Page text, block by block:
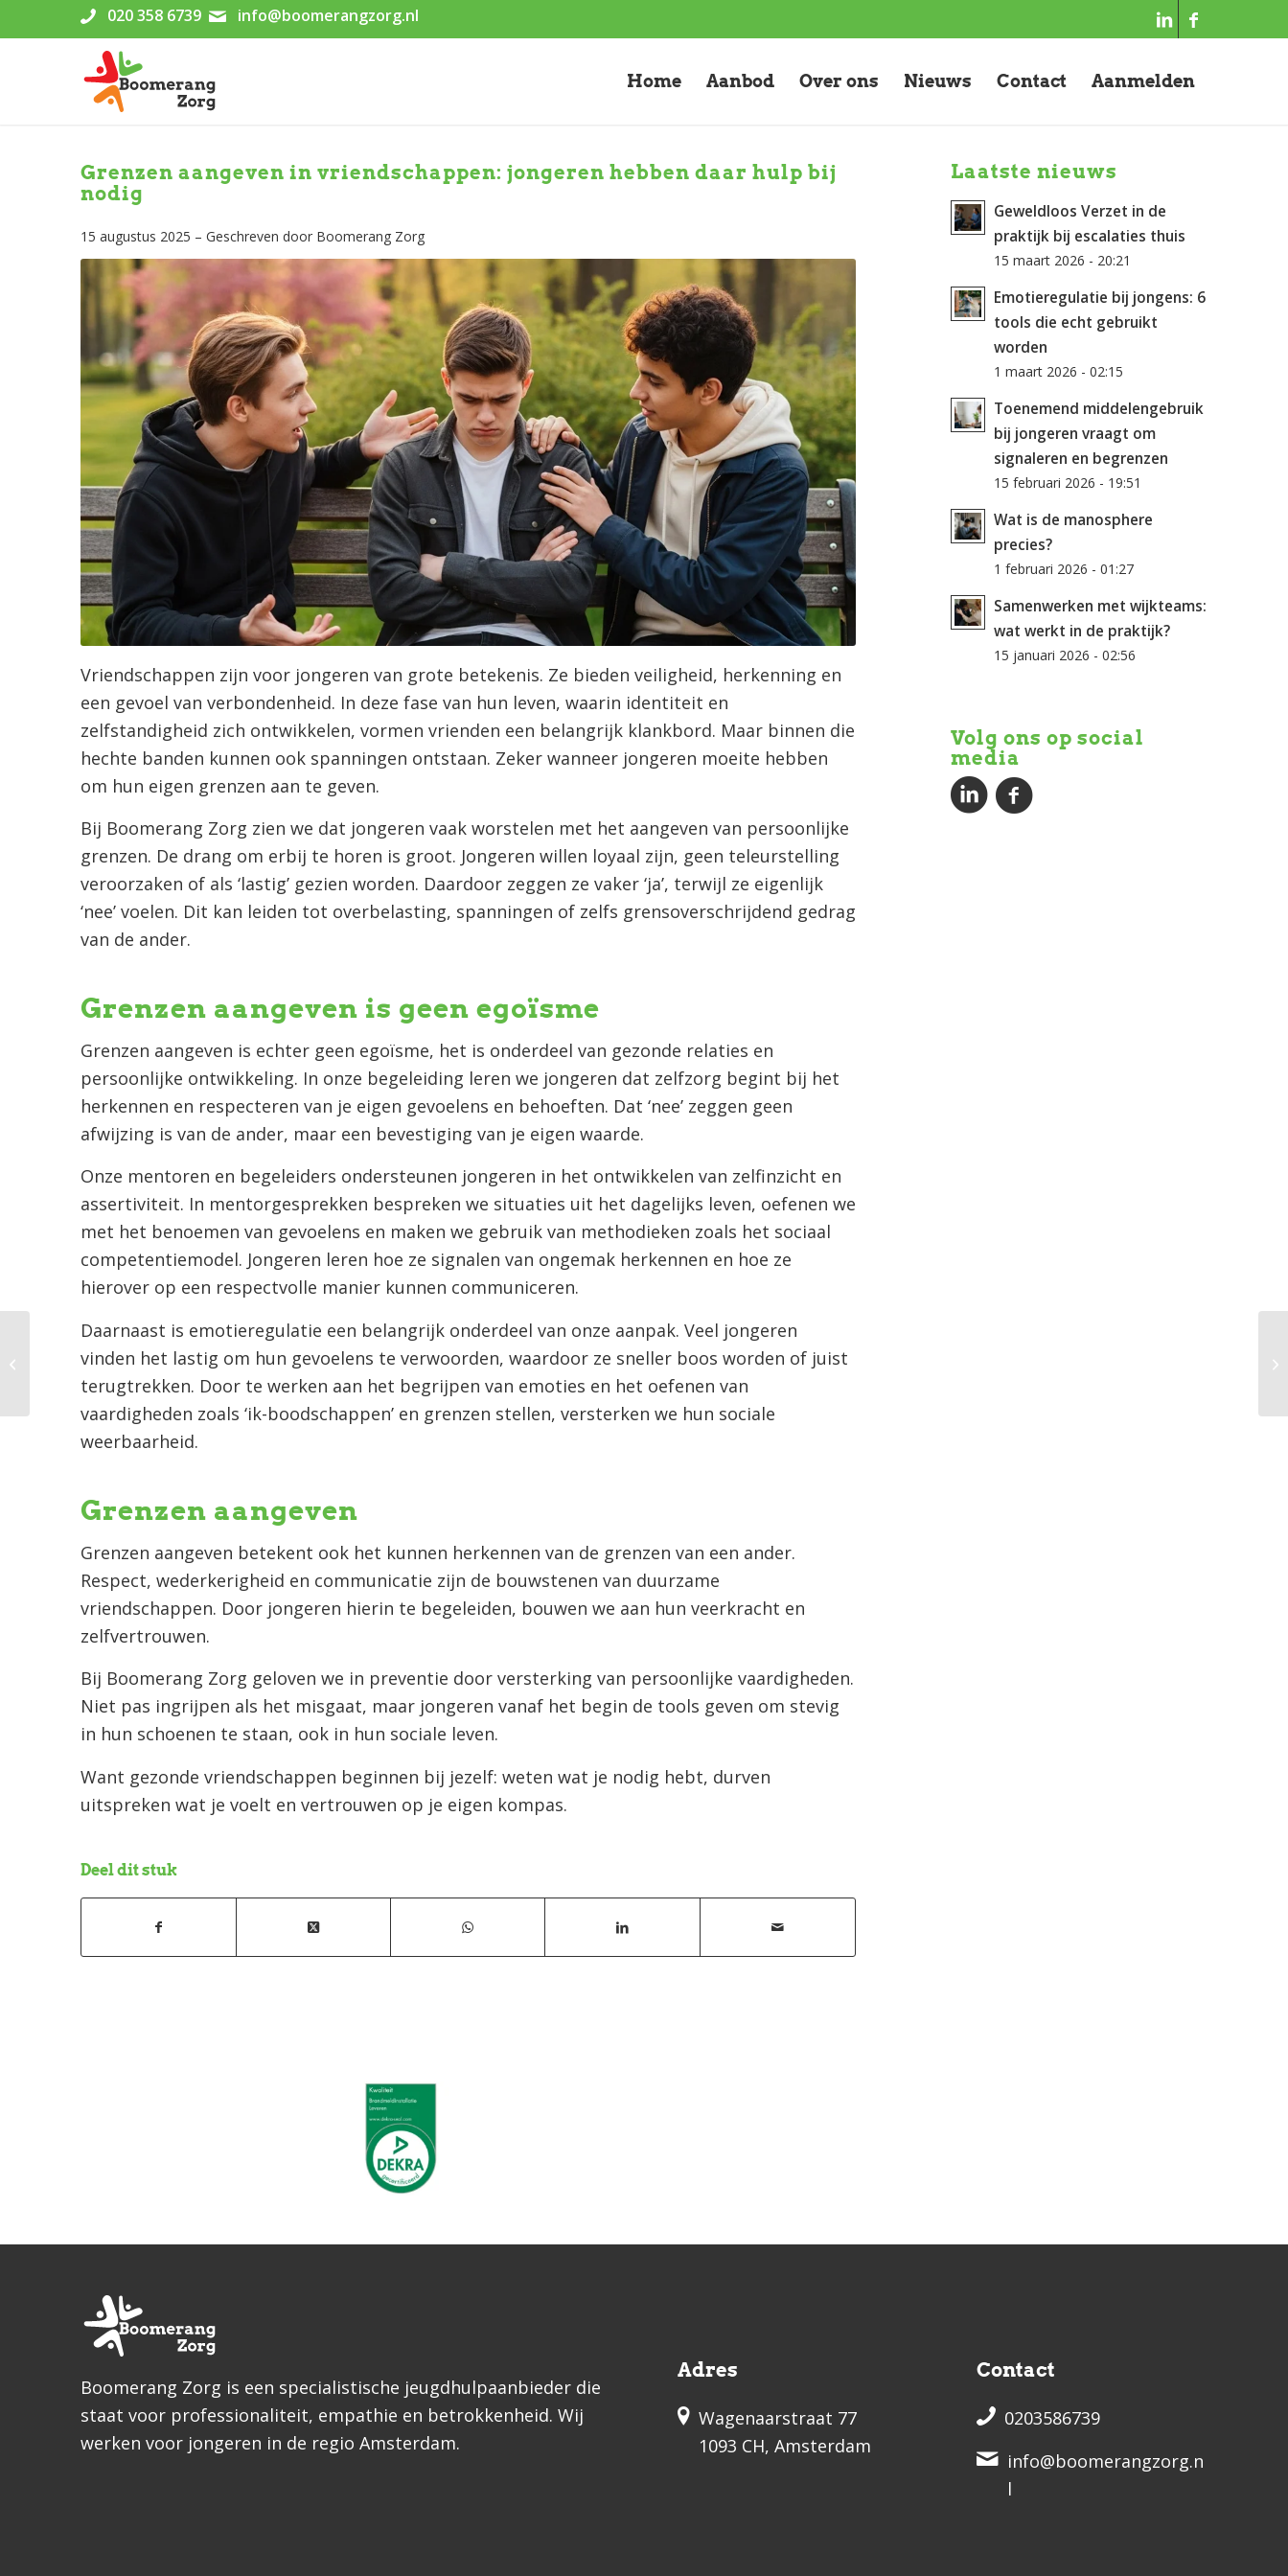
020 358 6739 info@boomerangzorg.nl
Home Aanbod Over ons Nieuws Contact Aanmelden
Grenzen aangeven in vriendschappen: jongeren hebben daar hulp bij
nodig
15 augustus 2025 – Geschreven door Boomerang Zorg
Vriendschappen zijn voor jongeren van grote betekenis. Ze bieden veiligheid, herkenning en
een gevoel van verbondenheid. In deze fase van hun leven, waarin identiteit en
zelfstandigheid zich ontwikkelen, vormen vrienden een belangrijk klankbord. Maar binnen die
hechte banden kunnen ook spanningen ontstaan. Zeker wanneer jongeren moeite hebben
om hun eigen grenzen aan te geven.
Bij Boomerang Zorg zien we dat jongeren vaak worstelen met het aangeven van persoonlijke
grenzen. De drang om erbij te horen is groot. Jongeren willen loyaal zijn, geen teleurstelling
veroorzaken of als ‘lastig’ gezien worden. Daardoor zeggen ze vaker ‘ja’, terwijl ze eigenlijk
‘nee’ voelen. Dit kan leiden tot overbelasting, spanningen of zelfs grensoverschrijdend gedrag
van de ander.
Grenzen aangeven is geen egoïsme
Grenzen aangeven is echter geen egoïsme, het is onderdeel van gezonde relaties en
persoonlijke ontwikkeling. In onze begeleiding leren we jongeren dat zelfzorg begint bij het
herkennen en respecteren van je eigen gevoelens en behoeften. Dat ‘nee’ zeggen geen
afwijzing is van de ander, maar een bevestiging van je eigen waarde.
Onze mentoren en begeleiders ondersteunen jongeren in het ontwikkelen van zelfinzicht en
assertiviteit. In mentorgesprekken bespreken we situaties uit het dagelijks leven, oefenen we
met het benoemen van gevoelens en maken we gebruik van methodieken zoals het sociaal
competentiemodel. Jongeren leren hoe ze signalen van ongemak herkennen en hoe ze
hierover op een respectvolle manier kunnen communiceren.
Daarnaast is emotieregulatie een belangrijk onderdeel van onze aanpak. Veel jongeren
vinden het lastig om hun gevoelens te verwoorden, waardoor ze sneller boos worden of juist
terugtrekken. Door te werken aan het begrijpen van emoties en het oefenen van
vaardigheden zoals ‘ik-boodschappen’ en grenzen stellen, versterken we hun sociale
weerbaarheid.
Grenzen aangeven
Grenzen aangeven betekent ook het kunnen herkennen van de grenzen van een ander.
Respect, wederkerigheid en communicatie zijn de bouwstenen van duurzame
vriendschappen. Door jongeren hierin te begeleiden, bouwen we aan hun veerkracht en
zelfvertrouwen.
Bij Boomerang Zorg geloven we in preventie door versterking van persoonlijke vaardigheden.
Niet pas ingrijpen als het misgaat, maar jongeren vanaf het begin de tools geven om stevig
in hun schoenen te staan, ook in hun sociale leven.
Want gezonde vriendschappen beginnen bij jezelf: weten wat je nodig hebt, durven
uitspreken wat je voelt en vertrouwen op je eigen kompas.
Deel dit stuk
Laatste nieuws
Geweldloos Verzet in de
praktijk bij escalaties thuis
15 maart 2026 - 20:21
Emotieregulatie bij jongens: 6
tools die echt gebruikt
worden
1 maart 2026 - 02:15
Toenemend middelengebruik
bij jongeren vraagt om
signaleren en begrenzen
15 februari 2026 - 19:51
Wat is de manosphere
precies?
1 februari 2026 - 01:27
Samenwerken met wijkteams:
wat werkt in de praktijk?
15 januari 2026 - 02:56
Volg ons op social
media
Boomerang Zorg is een specialistische jeugdhulpaanbieder die
staat voor professionaliteit, empathie en betrokkenheid. Wij
werken voor jongeren in de regio Amsterdam.
Adres
Wagenaarstraat 77
1093 CH, Amsterdam
Contact
0203586739
info@boomerangzorg.n
l
Omgaan met
eenzaamheid in de
vakantietijd